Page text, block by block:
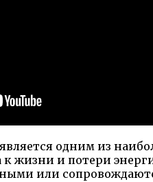
одним из
к жизни и потери
или